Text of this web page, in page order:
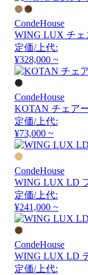
CondeHouse
WING LUX チェ
定価/上代:
¥328,000 ~
CondeHouse
KOTAN チェア
定価/上代:
¥73,000 ~
CondeHouse
WING LUX LD
定価/上代:
¥241,000 ~
CondeHouse
WING LUX LD
定価/上代: